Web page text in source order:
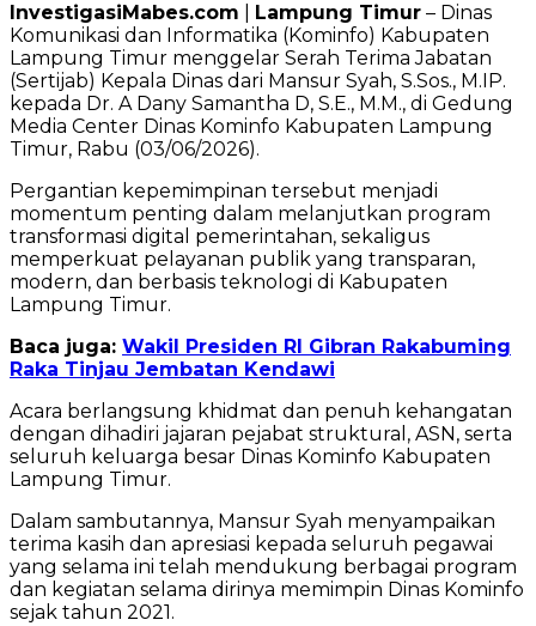
InvestigasiMabes.com
Lampung Timur – Dinas
Komunikasi dan Informatika (Kominfo) Kabupaten
Lampung Timur menggelar Serah Terima Jabatan
(Sertijab) Kepala Dinas dari Mansur Syah, S.Sos., M.IP.
kepada Dr. A Dany Samantha D, S.E., M.M., di Gedung
Media Center Dinas Kominfo Kabupaten Lampung
Timur, Rabu (03/06/2026).
Pergantian kepemimpinan tersebut menjadi
momentum penting dalam melanjutkan program
transformasi digital pemerintahan, sekaligus
memperkuat pelayanan publik yang transparan,
modern, dan berbasis teknologi di Kabupaten
Lampung Timur.
Baca juga: Wakil Presiden RI Gibran Rakabuming
Raka Tinjau Jembatan Kendawi
Acara berlangsung khidmat dan penuh kehangatan
dengan dihadiri jajaran pejabat struktural, ASN, serta
seluruh keluarga besar Dinas Kominfo Kabupaten
Lampung Timur.
Dalam sambutannya, Mansur Syah menyampaikan
terima kasih dan apresiasi kepada seluruh pegawai
yang selama ini telah mendukung berbagai program
dan kegiatan selama dirinya memimpin Dinas Kominfo
sejak tahun 2021.